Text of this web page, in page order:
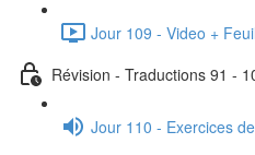
Jour 109 - Video +
Révision - Traductions 91 -
Jour 110 - Exercices